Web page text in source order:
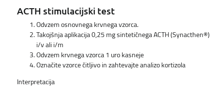
ACTH stimulacijski test
Odvzem osnovnega krvnega vzorca.
Takojšnja aplikacija 0,25 mg sintetičnega ACTH (Synacthen®)
i/v ali i/m
Odvzem krvnega vzorca 1 uro kasneje
Označite vzorce čitljivo in zahtevajte analizo kortizola
Interpretacija